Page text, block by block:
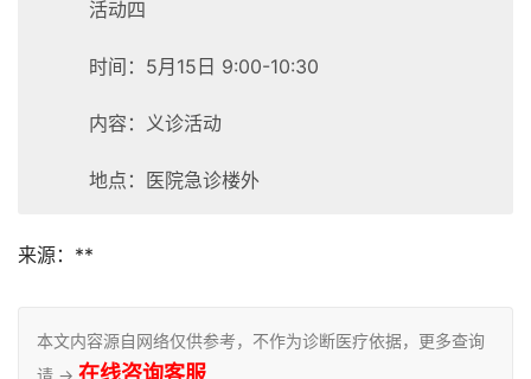
活动四
时间：5月15日 9:00-10:30
内容：义诊活动
地点：医院急诊楼外
来源：**
本文内容源自网络仅供参考，不作为诊断医疗依据，更多查询
在线咨询客服